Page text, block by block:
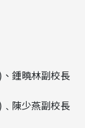
鍾曉林副校長
陳少燕副校長